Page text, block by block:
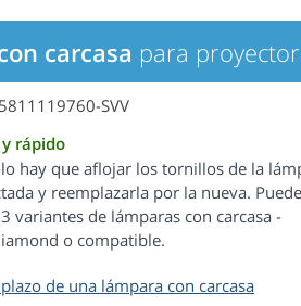
carcasa para
SVV
rápido
hay que aflojar los tornillos de la
y reemplazarla por la nueva. Puede
variantes de lámparas con carcasa -
o compatible.
de una lámpara con carcasa